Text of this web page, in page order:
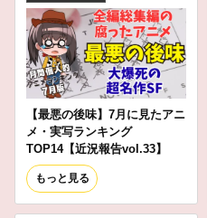
【最悪の後味】7月に見たアニ
メ・実写ランキング
TOP14【近況報告vol.33】
もっと見る